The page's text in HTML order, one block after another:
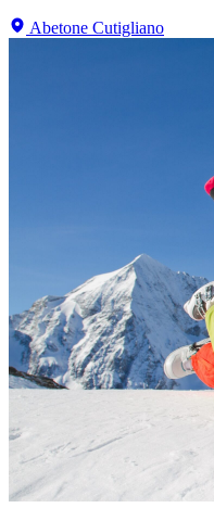
Abetone Cutigliano